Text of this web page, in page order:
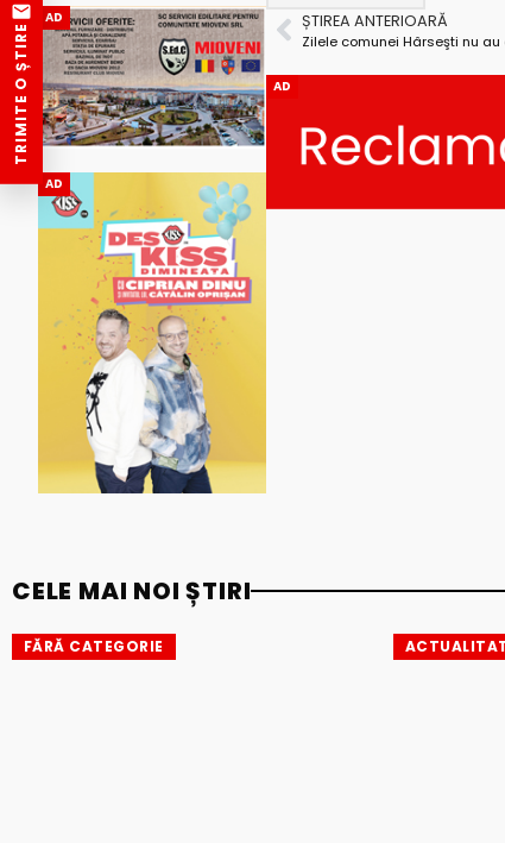
AD
AD
ȘTIREA ANTERIOARĂ
Zilele comunei Hârseşti nu
AD
CELE MAI NOI ȘTIRI
FĂRĂ CATEGORIE
TRIMITE O ȘTIRE